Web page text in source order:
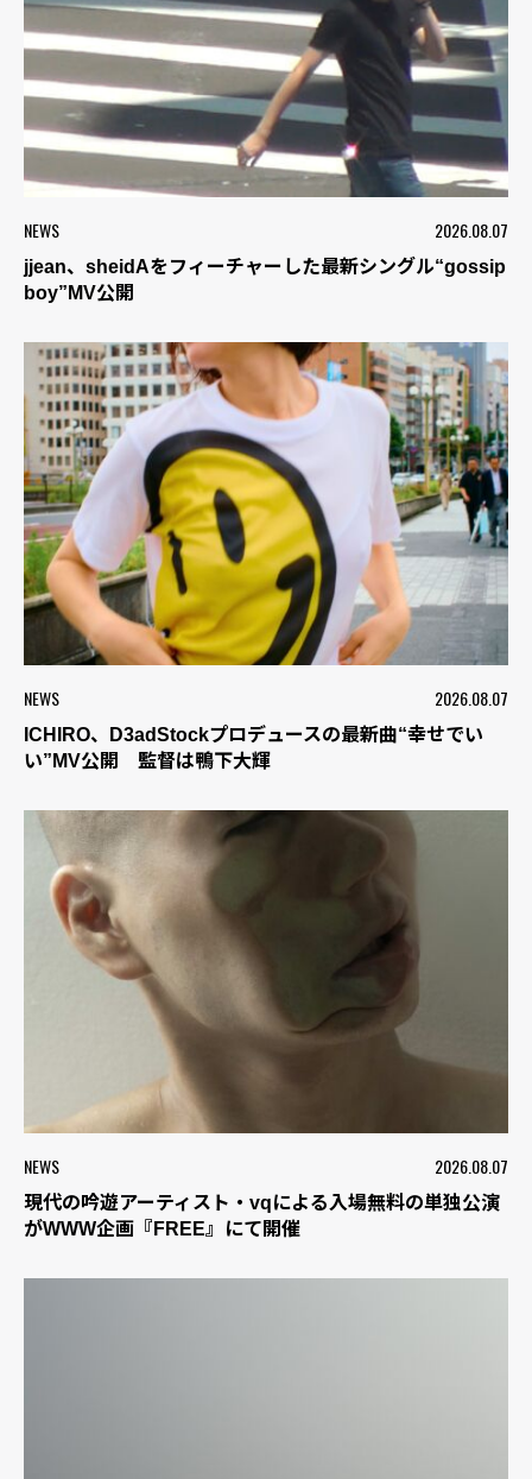
NEWS 2026.08.07
jjean、sheidAをフィーチャーした最新シングル“gossip
boy”MV公開
NEWS 2026.08.07
ICHIRO、D3adStockプロデュースの最新曲“幸せでい
い”MV公開 監督は鴨下大輝
NEWS 2026.08.07
現代の吟遊アーティスト・vqによる入場無料の単独公演
がWWW企画『FREE』にて開催